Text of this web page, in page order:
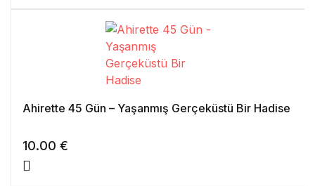
Ahirette 45 Gün – Yaşanmış Gerçeküstü Bir Hadise
10.00 €